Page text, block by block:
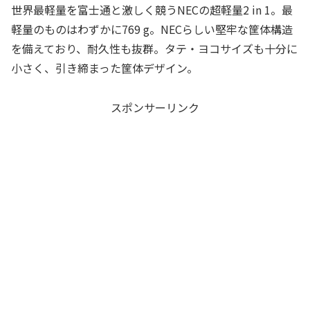
世界最軽量を富士通と激しく競うNECの超軽量2 in 1。最
軽量のものはわずかに769 g。NECらしい堅牢な筐体構造
を備えており、耐久性も抜群。タテ・ヨコサイズも十分に
小さく、引き締まった筐体デザイン。
スポンサーリンク